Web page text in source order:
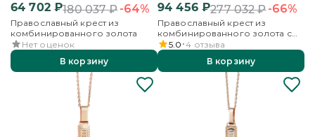
64 702₽180 037₽-64%
Православный крест из
комбинированного золота
Нет оценок
В корзину
94 456₽277 032₽-66%
Православный крест из
комбинированного золота с
янтарём
5.0 4 отзыва
В корзину